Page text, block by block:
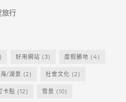
旅行
好用網站 (3) 度假勝地 (4)
海/湖景 (2) 社會文化 (2)
卡點 (12) 雪景 (10)